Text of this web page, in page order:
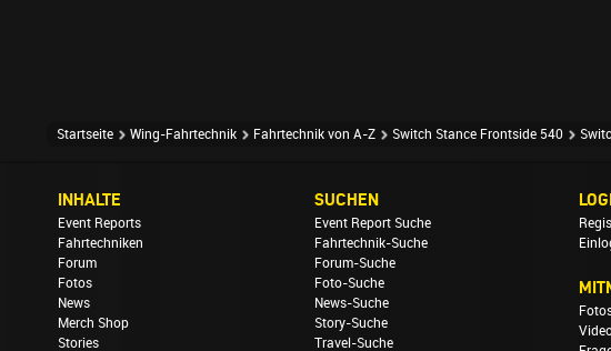
Startseite Wing-Fahrtechnik Fahrtechnik von A-Z Switch Stance Frontside 540
INHALTE
Event Reports
Fahrtechniken
Forum
Fotos
News
Merch Shop
Stories
SUCHEN
Event Report Suche
Fahrtechnik-Suche
Forum-Suche
Foto-Suche
News-Suche
Story-Suche
Travel-Suche